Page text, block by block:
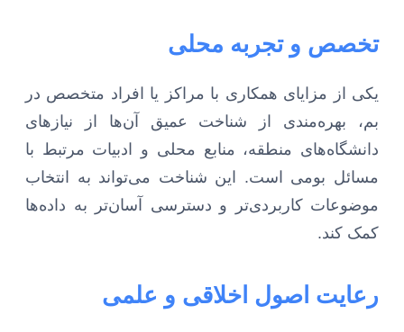
تخصص و تجربه محلی
یکی از مزایای همکاری با مراکز یا افراد متخصص در
بم، بهره‌مندی از شناخت عمیق آن‌ها از نیازهای
دانشگاه‌های منطقه، منابع محلی و ادبیات مرتبط با
مسائل بومی است. این شناخت می‌تواند به انتخاب
موضوعات کاربردی‌تر و دسترسی آسان‌تر به داده‌ها
کمک کند.
رعایت اصول اخلاقی و علمی